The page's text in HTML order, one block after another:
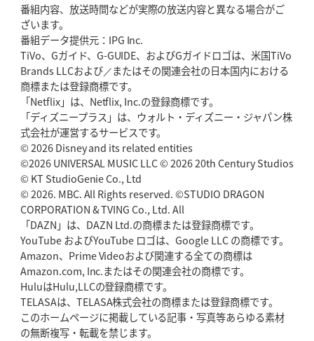
番組内容、放送時間などが実際の放送内容と異なる場合がご
ざいます。
番組データ提供元：IPG Inc.
TiVo、Gガイド、G-GUIDE、およびGガイドロゴは、米国TiVo
Brands LLCおよび／またはその関連会社の日本国内における
商標または登録商標です。
「Netflix」は、Netflix, Inc.の登録商標です。
「ディズニープラス」は、ウォルト・ディズニー・ジャパン株
式会社が運営するサービスです。
© 2026 Disney and its related entities
©2026 UNIVERSAL MUSIC LLC © 2026 20th Century Studios
© KT StudioGenie Co., Ltd
© 2026. MBC. All Rights reserved. ©STUDIO DRAGON
CORPORATION & TVING Co., Ltd. All
「DAZN」は、DAZN Ltd.の商標または登録商標です。
YouTube およびYouTube ロゴは、Google LLC の商標です。
Amazon、Prime Videoおよび関連する全ての商標は
Amazon.com, Inc.またはその関連会社の商標です。
HuluはHulu,LLCの登録商標です。
TELASAは、TELASA株式会社の商標または登録商標です。
このホームページに掲載している記事・写真等あらゆる素材
の無断複写・転載を禁じます。